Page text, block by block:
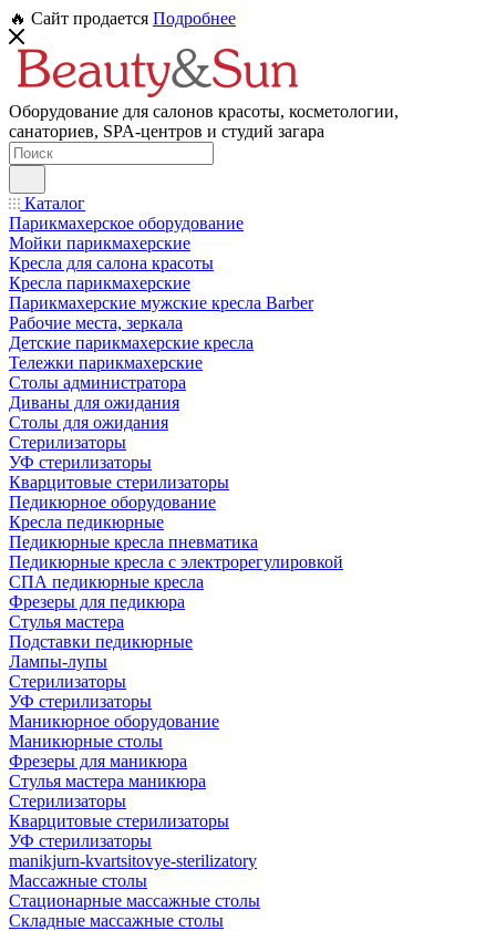
🔥 Сайт продается Подробнее
Оборудование для салонов красоты, косметологии,
санаториев, SPA-центров и студий загара
Каталог
Парикмахерское оборудование
Мойки парикмахерские
Кресла для салона красоты
Кресла парикмахерские
Парикмахерские мужские кресла Barber
Рабочие места, зеркала
Детские парикмахерские кресла
Тележки парикмахерские
Столы администратора
Диваны для ожидания
Столы для ожидания
Стерилизаторы
УФ стерилизаторы
Кварцитовые стерилизаторы
Педикюрное оборудование
Кресла педикюрные
Педикюрные кресла пневматика
Педикюрные кресла с электрорегулировкой
СПА педикюрные кресла
Фрезеры для педикюра
Стулья мастера
Подставки педикюрные
Лампы-лупы
Стерилизаторы
УФ стерилизаторы
Маникюрное оборудование
Маникюрные столы
Фрезеры для маникюра
Стулья мастера маникюра
Стерилизаторы
Кварцитовые стерилизаторы
УФ стерилизаторы
manikjurn-kvartsitovye-sterilizatory
Массажные столы
Стационарные массажные столы
Складные массажные столы